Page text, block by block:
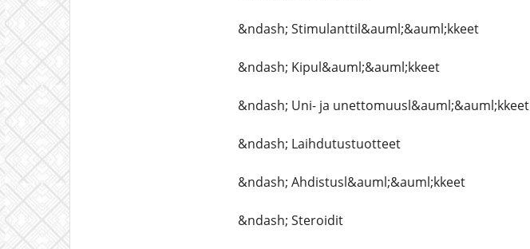
&ndash; Stimulanttil&auml;&auml;kkeet
&ndash; Kipul&auml;&auml;kkeet
&ndash; Uni- ja unettomuusl&auml;&auml;kkeet
&ndash; Laihdutustuotteet
&ndash; Ahdistusl&auml;&auml;kkeet
&ndash; Steroidit